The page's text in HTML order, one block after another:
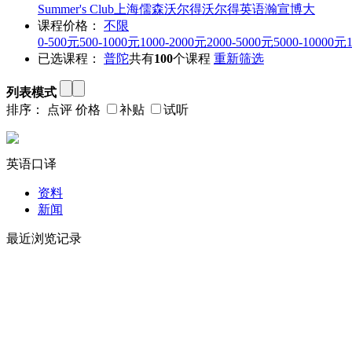
Summer's Club 上海儒森沃尔得沃尔得英语瀚宣博大
课程价格：
不限
0-500元500-1000元1000-2000元2000-5000元5000-10000元
已选课程：
普陀共有100个课程 重新筛选
列表模式
排序：
点评 价格 补贴 试听
英语口译
资料
新闻
最近浏览记录